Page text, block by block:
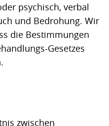
psychisch, verbal
und Bedrohung. Wir
die Bestimmungen
Gesetzes
zwischen